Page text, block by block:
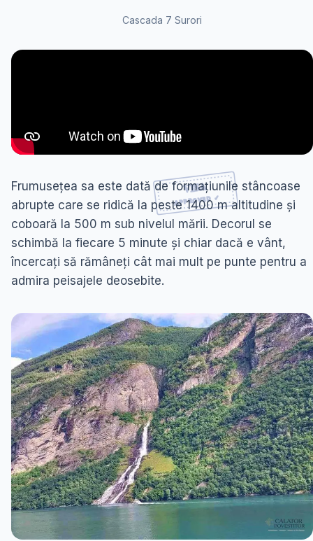
Cascada 7 Surori
Frumusețea sa este dată de formațiunile stâncoase
abrupte care se ridică la peste 1400 m altitudine și
coboară la 500 m sub nivelul mării. Decorul se
schimbă la fiecare 5 minute și chiar dacă e vânt,
încercați să rămâneți cât mai mult pe punte pentru a
admira peisajele deosebite.